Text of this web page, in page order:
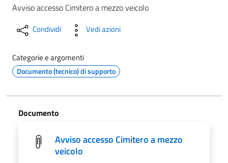
Avviso accesso Cimitero a mezzo veicolo
Condividi Vedi azioni
Categorie e argomenti
Documento (tecnico) di supporto
Documento
Avviso accesso Cimitero a mezzo
veicolo